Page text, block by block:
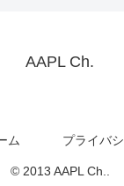
AAPL Ch.
ム
プライバ
© 2013 AAPL Ch..